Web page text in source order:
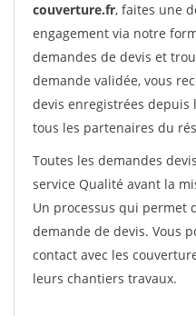
couverture.fr, faites une
engagement via notre
demandes de devis et
demande validée, vous
devis enregistrées depuis
tous les partenaires du
Toutes les demandes
service Qualité avant la
Un processus qui permet
demande de devis. Vous
contact avec les
leurs chantiers travaux.